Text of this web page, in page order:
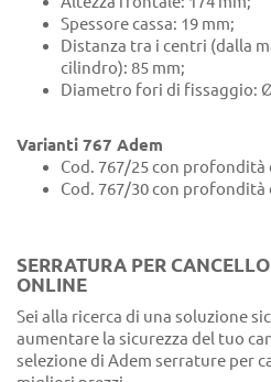
Spessore cassa: 19 mm;
Distanza tra i centri (dalla
cilindro): 85 mm;
Diametro fori di fissaggio:
Varianti 767 Adem
Cod. 767/25 con profondità
Cod. 767/30 con profondità
SERRATURA PER
ONLINE
Sei alla ricerca di una soluzione
aumentare la sicurezza del tuo
selezione di Adem serrature per